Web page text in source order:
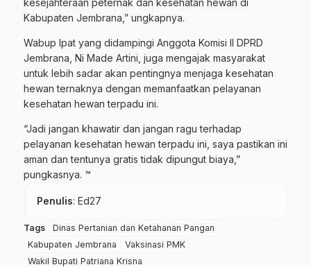
Kabupaten Jembrana,” ungkapnya.
Wabup Ipat yang didampingi Anggota Komisi II DPRD
Jembrana, Ni Made Artini, juga mengajak masyarakat
untuk lebih sadar akan pentingnya menjaga kesehatan
hewan ternaknya dengan memanfaatkan pelayanan
kesehatan hewan terpadu ini.
“Jadi jangan khawatir dan jangan ragu terhadap
pelayanan kesehatan hewan terpadu ini, saya pastikan ini
aman dan tentunya gratis tidak dipungut biaya,”
pungkasnya. ™
Penulis: Ed27
Tags
Dinas Pertanian dan Ketahanan Pangan
Kabupaten Jembrana
Vaksinasi PMK
Wakil Bupati Patriana Krisna